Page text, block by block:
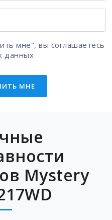
мне", вы соглашаетесь
данных
МНЕ
Mystery